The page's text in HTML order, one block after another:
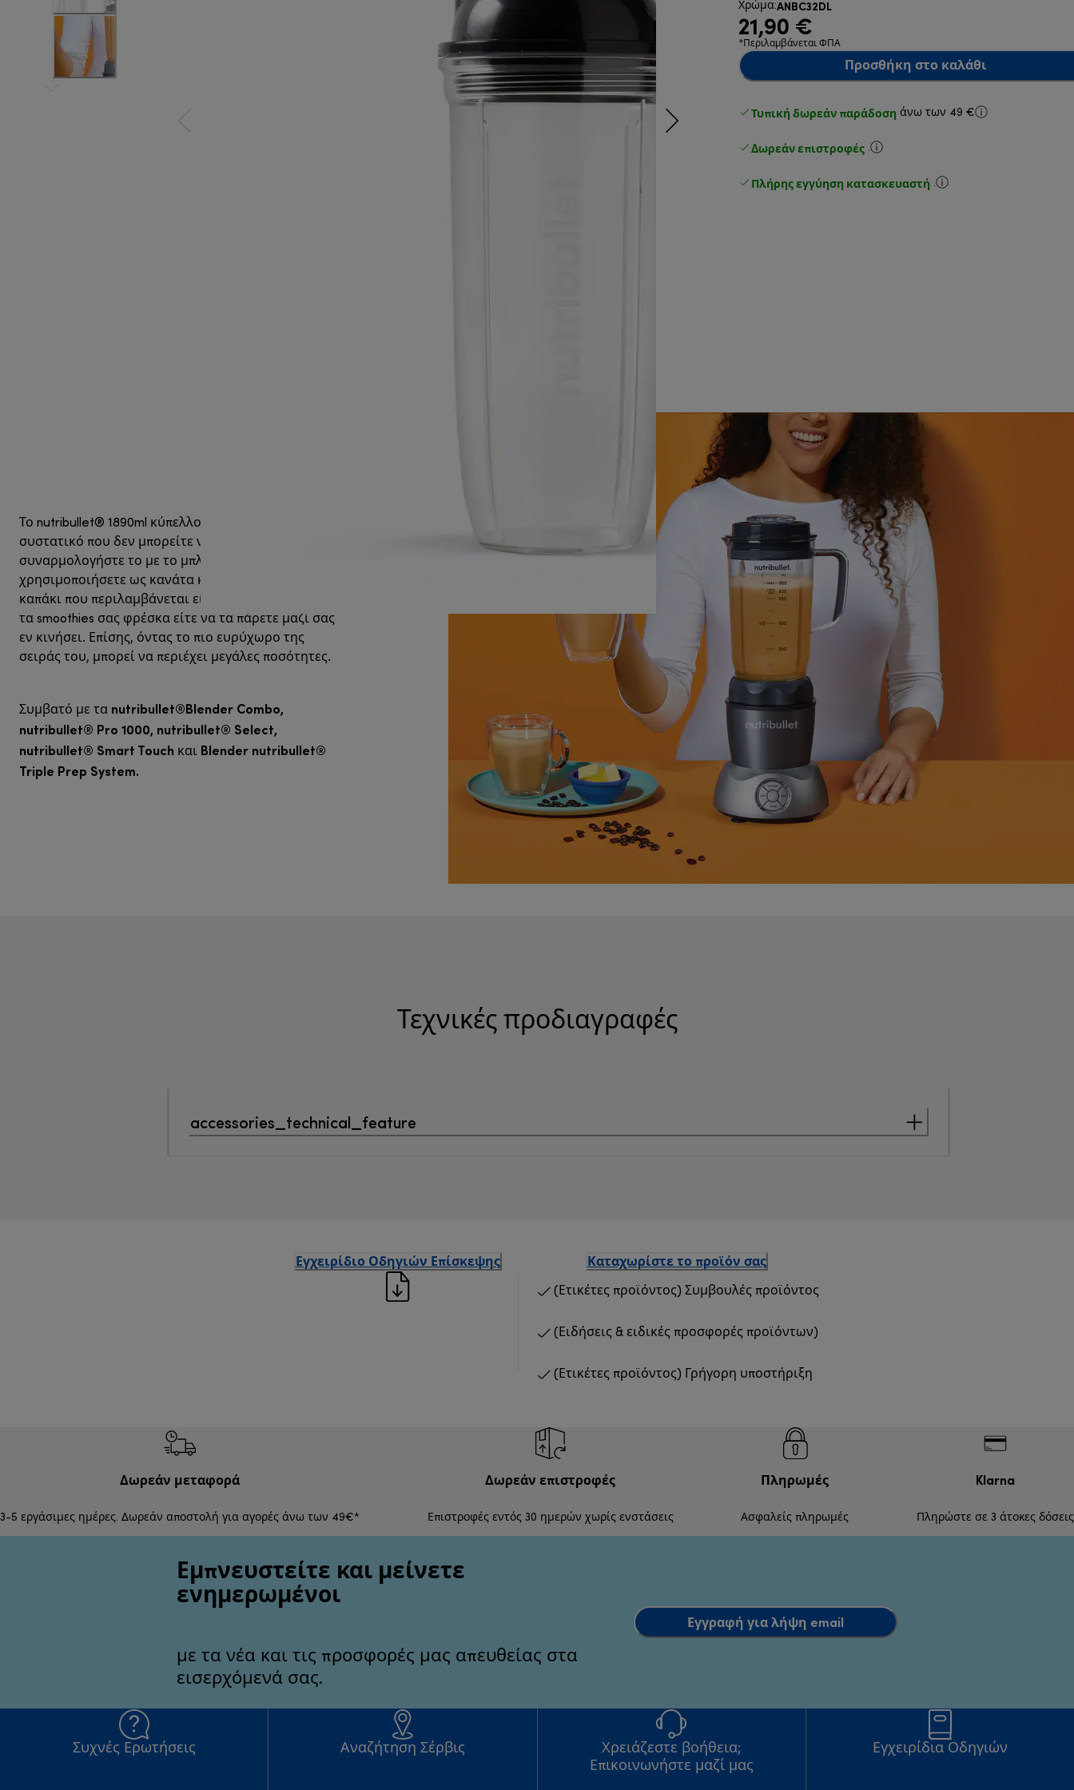
Χρώμα:ANBC32DL
21,90 €
*Περιλαμβάνεται ΦΠΑ
Προσθήκη στο καλάθι
Τυπική δωρεάν παράδοση άνω των 49 €
Δωρεάν επιστροφές .
Πλήρης εγγύηση κατασκευαστή .
Το nutribullet® 1890ml κύπελλο είναι ένα ευέλικτο
συστατικό που δεν μπορείτε να χάσετε:
συναρμολογήστε το με το μπλέντερ σας για να το
χρησιμοποιήσετε ως κανάτα και κλείστε το με το
καπάκι που περιλαμβάνεται είτε για να διατηρήσετε
τα smoothies σας φρέσκα είτε να τα πάρετε μαζί σας
εν κινήσει. Επίσης, όντας το πιο ευρύχωρο της
σειράς του, μπορεί να περιέχει μεγάλες ποσότητες.
Συμβατό με τα nutribullet®Blender Combo,
nutribullet® Pro 1000, nutribullet® Select,
nutribullet® Smart Touch και Blender nutribullet®
Triple Prep System.
Τεχνικές προδιαγραφές
accessories_technical_feature
Εγχειρίδιο Οδηγιών Επίσκεψης Καταχωρίστε το προϊόν σας
(Ετικέτες προϊόντος) Συμβουλές προϊόντος
(Ειδήσεις & ειδικές προσφορές προϊόντων)
(Ετικέτες προϊόντος) Γρήγορη υποστήριξη
Δωρεάν μεταφορά
3-5 εργάσιμες ημέρες. Δωρεάν αποστολή για αγορές άνω των 49€*
Δωρεάν επιστροφές
Επιστροφές εντός 30 ημερών χωρίς ενστάσεις
Πληρωμές
Ασφαλείς πληρωμές
Klarna
Πληρώστε σε 3 άτοκες δόσεις
Εμπνευστείτε και μείνετε
ενημερωμένοι
με τα νέα και τις προσφορές μας απευθείας στα
εισερχόμενά σας.
Εγγραφή για λήψη email
Συχνές Ερωτήσεις Αναζήτηση Σέρβις
Χρειάζεστε βοήθεια;
Επικοινωνήστε μαζί μας
Εγχειρίδια Οδηγιών